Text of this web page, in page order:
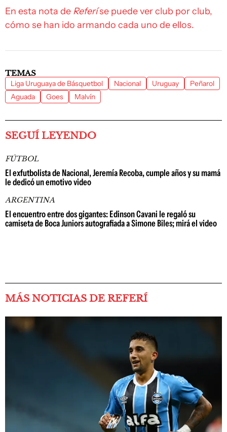
En esta nota de Referíse puede ver club por club,
cómo se han ido armando cada uno de ellos.
TEMAS
Liga Uruguaya de Básquetbol Nacional Uruguay
Peñarol
Aguada
Goes Malvín
SEGUÍ LEYENDO
FÚTBOL
El exfutbolista de Nacional, Jeremía Recoba, cumple años y su mamá
le dedicó un emotivo video
ARGENTINA
El encuentro entre dos gigantes: Edinson Cavani le regaló su
camiseta de Boca Juniors autografiada a Simone Biles; mirá el video
MÁS NOTICIAS DE REFERÍ